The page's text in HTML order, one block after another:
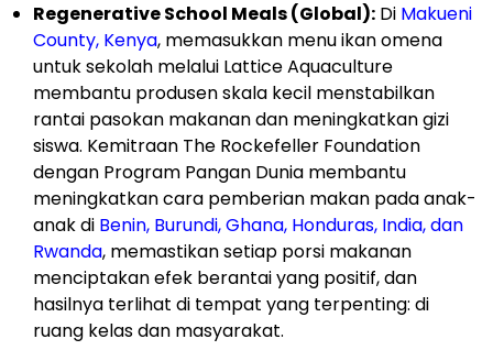
Regenerative School Meals (Global): Di Makueni
County, Kenya, memasukkan menu ikan omena
untuk sekolah melalui Lattice Aquaculture
membantu produsen skala kecil menstabilkan
rantai pasokan makanan dan meningkatkan gizi
siswa. Kemitraan The Rockefeller Foundation
dengan Program Pangan Dunia membantu
meningkatkan cara pemberian makan pada anak-
anak di Benin, Burundi, Ghana, Honduras, India, dan
Rwanda, memastikan setiap porsi makanan
menciptakan efek berantai yang positif, dan
hasilnya terlihat di tempat yang terpenting: di
ruang kelas dan masyarakat.